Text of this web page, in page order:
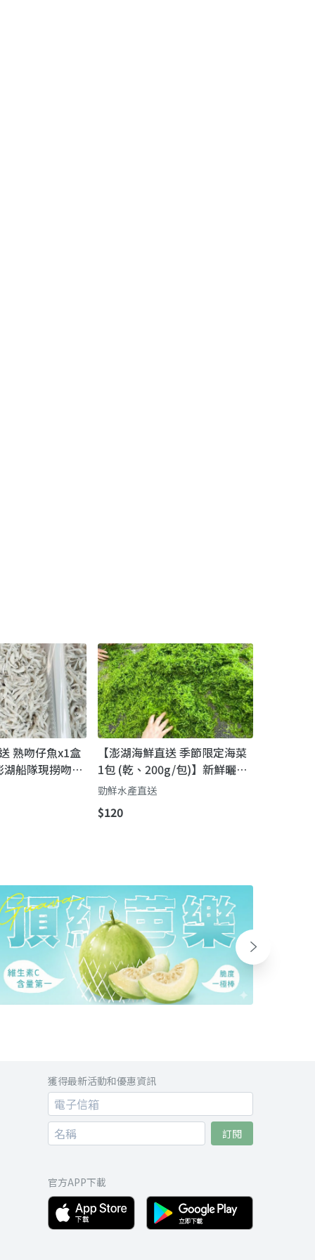
熟吻仔魚x1盒
船隊現撈吻仔
、烘蛋一把就
【澎湖海鮮直送 季節限定海菜
1包 (乾、200g/包)】新鮮曬乾
｜自家船隊捕撈直送，海味脆
嫩一吃就愛上
勁鮮水產直送
$120
獲得最新活動和優惠資訊
訂閱
官方APP下載